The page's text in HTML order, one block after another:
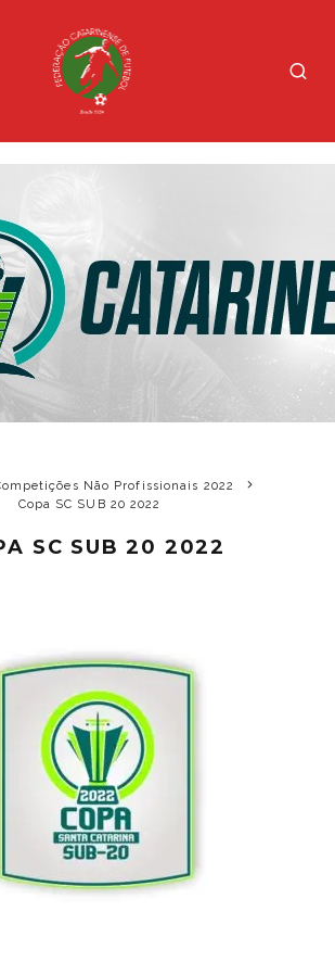
Não Profissionais 2022
Copa SC SUB 20 2022
SC SUB 20 2022